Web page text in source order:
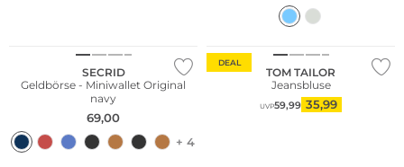
SECRID
Geldbörse - Miniwallet Original
navy
69,00
+ 4
DEAL
TOM TAILOR
Jeansbluse
UVP59,99 35,99